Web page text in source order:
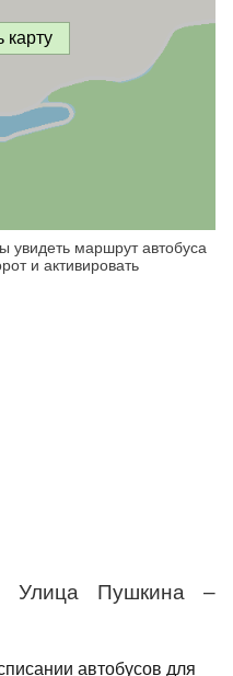
карту
увидеть маршрут автобуса
и активировать
Улица Пушкина –
автобусов для